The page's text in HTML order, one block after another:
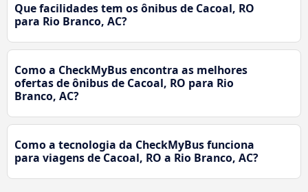
Que facilidades tem os ônibus de Cacoal, RO
para Rio Branco, AC?
Como a CheckMyBus encontra as melhores
ofertas de ônibus de Cacoal, RO para Rio
Branco, AC?
Como a tecnologia da CheckMyBus funciona
para viagens de Cacoal, RO a Rio Branco, AC?